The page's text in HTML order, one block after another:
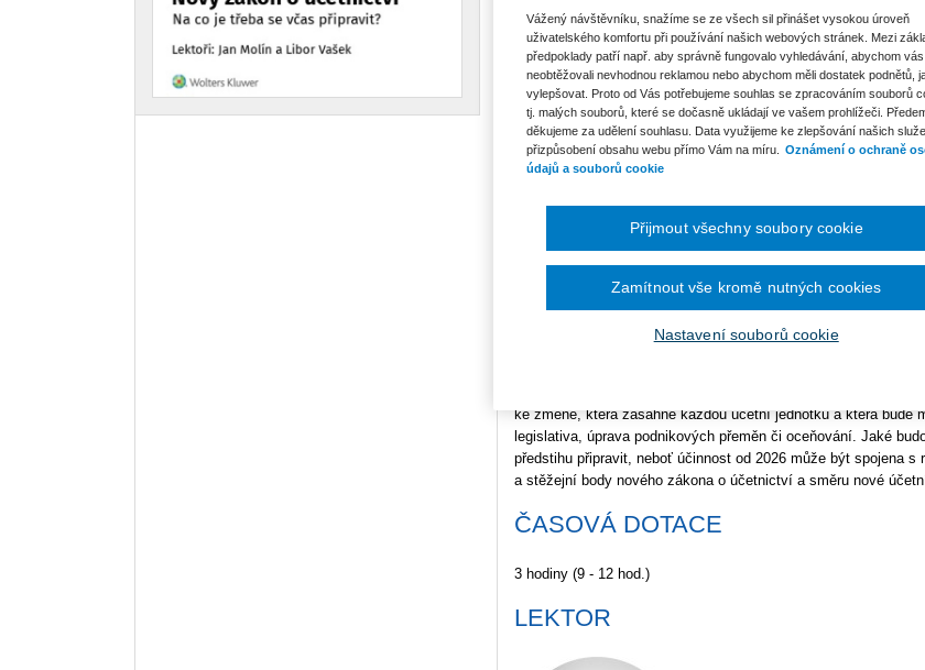
Na co je třeba se včas připravit?
Připravte se na revoluci v účetnictví! Nový zákon o účetnictví
změny. Jak se na ně včas připravit a co všechno nový zákon
webináři zaměřeném na klíčové novinky v účetní legislativě.
KOMU JE WEBINÁŘ URČEN
Webinář je určen zejména daňovým a účetním specialistům a
PROGRAM
Proces přípravy nové účetní legislativy již probíhá delší dobu
2025 - aktuálně se však jeví jako pravděpodobné odložení
by však polevit neměla. Nový zákon o účetnictví nepřinese
včas připravit na změnu celé koncepce. Po 30 letech dojde
ke změně, která zasáhne každou účetní jednotku a která
legislativa, úprava podnikových přeměn či oceňování. Jaké
předstihu připravit, neboť účinnost od 2026 může být spojena
a stěžejní body nového zákona o účetnictví a směru nové
ČASOVÁ DOTACE
3 hodiny (9 - 12 hod.)
LEKTOR
Vážený návštěvníku, snažíme se ze všech sil přinášet vysokou úroveň
uživatelského komfortu při používání našich webových stránek. Mezi
předpoklady patří např. aby správně fungovalo vyhledávání, abychom vás
neobtěžovali nevhodnou reklamou nebo abychom měli dostatek podnětů,
vylepšovat. Proto od Vás potřebujeme souhlas se zpracováním souborů
tj. malých souborů, které se dočasně ukládají ve vašem prohlížeči.
děkujeme za udělení souhlasu. Data využijeme ke zlepšování našich
přizpůsobení obsahu webu přímo Vám na míru. Oznámení o ochraně
údajů a souborů cookie
Nastavení souborů cookie
Zamítnout vše kromě nutných cookies
Přijmout všechny soubory cookie